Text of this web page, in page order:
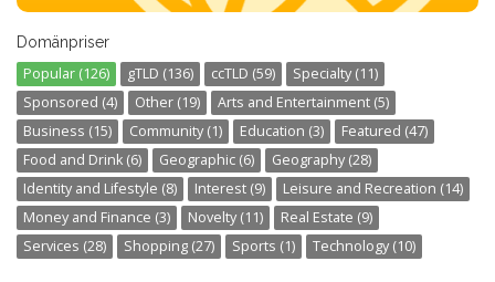
Domänpriser
Popular (126) gTLD (136) ccTLD (59)
Specialty (11)
Sponsored (4)
Other (19)
Arts and Entertainment (5)
Business (15)
Community (1) Education (3)
Featured (47)
Food and Drink (6)
Geographic (6)
Geography (28)
Identity and Lifestyle (8)
Interest (9)
Leisure and Recreation (14)
Money and Finance (3)
Novelty (11)
Real Estate (9)
Services (28)
Shopping (27) Sports (1) Technology (10)